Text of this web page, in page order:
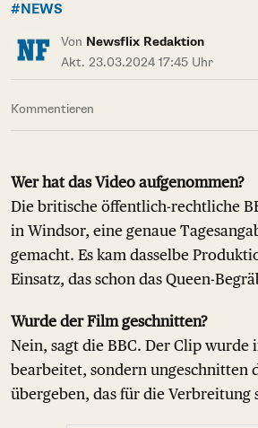
#NEWS
Von Newsflix Redaktion
Akt. 23.03.2024 17:45 Uhr
Kommentieren
Wer hat das Video aufgenommen?
Die britische öffentlich-rechtliche
in Windsor, eine genaue
gemacht. Es kam dasselbe
Einsatz, das schon das Queen-
Wurde der Film geschnitten?
Nein, sagt die BBC. Der Clip wurde
bearbeitet, sondern ungeschnitten
übergeben, das für die Verbreitung